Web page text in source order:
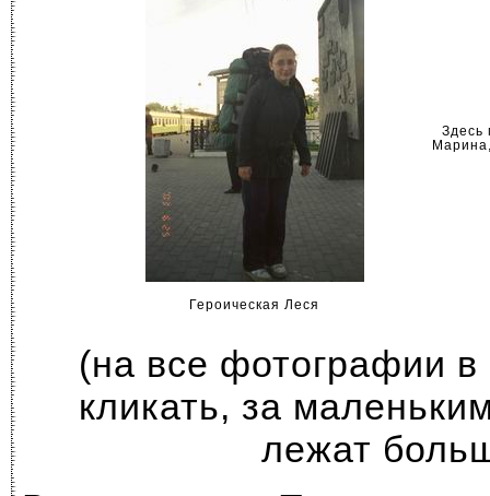
Героическая Леся
Здесь
(на все фотографии
кликать, за
лежат